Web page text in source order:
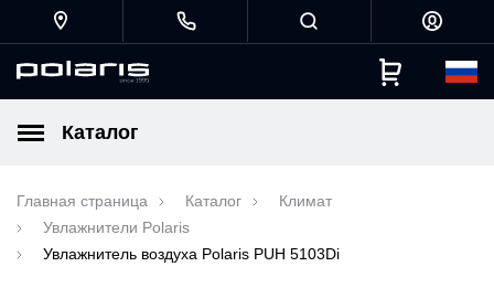
Каталог
Главная страница Каталог
Климат
Увлажнители Polaris
Увлажнитель воздуха Polaris PUH 5103Di